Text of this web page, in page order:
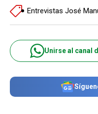
Entrevistas José
Unirse al canal